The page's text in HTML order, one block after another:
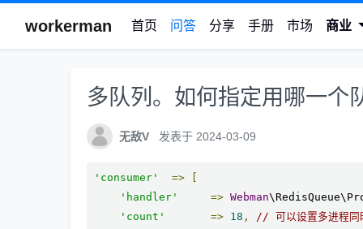
workerman 首页 问答 分享 手册 市场 商业
多队列。如何指定用哪一个
无敌V 发表于 2024-03-09
'consumer' =>
'handler'
=> Webman
'count'
=> 18 ,
// 可以设置多进程同